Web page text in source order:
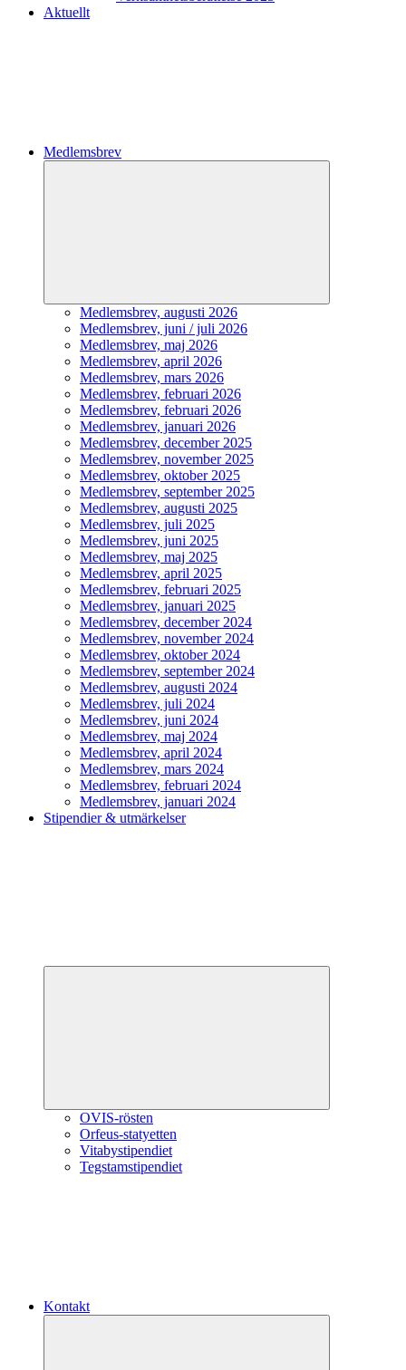
Aktuellt
Medlemsbrev
Medlemsbrev, augusti 2026
Medlemsbrev, juni / juli 2026
Medlemsbrev, maj 2026
Medlemsbrev, april 2026
Medlemsbrev, mars 2026
Medlemsbrev, februari 2026
Medlemsbrev, februari 2026
Medlemsbrev, januari 2026
Medlemsbrev, december 2025
Medlemsbrev, november 2025
Medlemsbrev, oktober 2025
Medlemsbrev, september 2025
Medlemsbrev, augusti 2025
Medlemsbrev, juli 2025
Medlemsbrev, juni 2025
Medlemsbrev, maj 2025
Medlemsbrev, april 2025
Medlemsbrev, februari 2025
Medlemsbrev, januari 2025
Medlemsbrev, december 2024
Medlemsbrev, november 2024
Medlemsbrev, oktober 2024
Medlemsbrev, september 2024
Medlemsbrev, augusti 2024
Medlemsbrev, juli 2024
Medlemsbrev, juni 2024
Medlemsbrev, maj 2024
Medlemsbrev, april 2024
Medlemsbrev, mars 2024
Medlemsbrev, februari 2024
Medlemsbrev, januari 2024
Stipendier & utmärkelser
OVIS-rösten
Orfeus-statyetten
Vitabystipendiet
Tegstamstipendiet
Kontakt